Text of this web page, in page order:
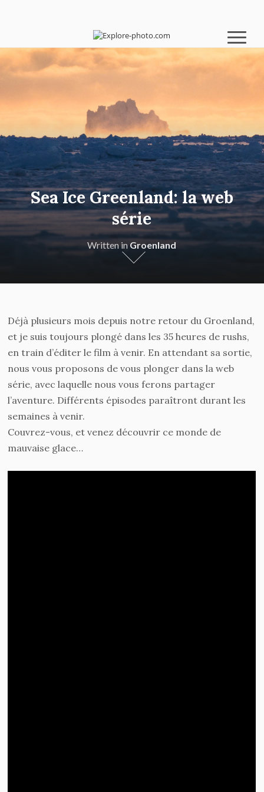
Sea Ice Greenland: la web
série
Written inGroenland
Déjà plusieurs mois depuis notre retour du Groenland,
et je suis toujours plongé dans les 35 heures de rushs,
en train d’éditer le film à venir. En attendant sa sortie,
nous vous proposons de vous plonger dans la web
série, avec laquelle nous vous ferons partager
l’aventure. Différents épisodes paraîtront durant les
semaines à venir.
Couvrez-vous, et venez découvrir ce monde de
mauvaise glace…